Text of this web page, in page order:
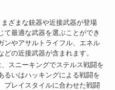
ざまな銃器や近接武器が登場
て最適な武器を選ぶことができ
ンやアサルトライフル、エネル
の近接武器が含まれます。
スニーキングでステルス戦闘を
るいはハッキングによる戦闘を
プレイスタイルに合わせた戦闘